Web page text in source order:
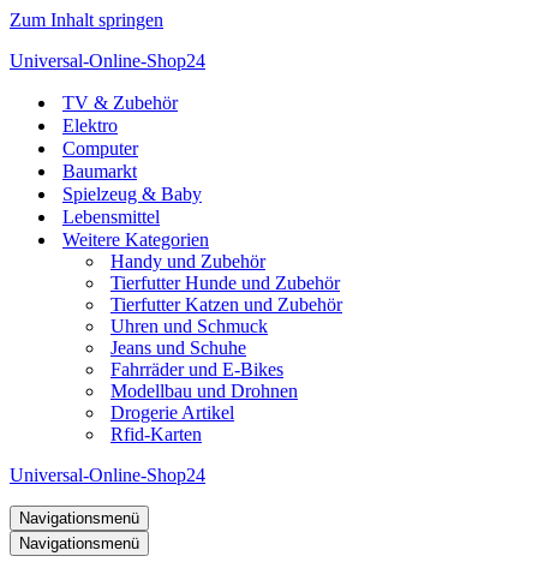
Zum Inhalt springen
Universal-Online-Shop24
TV & Zubehör
Elektro
Computer
Baumarkt
Spielzeug & Baby
Lebensmittel
Weitere Kategorien
Handy und Zubehör
Tierfutter Hunde und Zubehör
Tierfutter Katzen und Zubehör
Uhren und Schmuck
Jeans und Schuhe
Fahrräder und E-Bikes
Modellbau und Drohnen
Drogerie Artikel
Rfid-Karten
Universal-Online-Shop24
Navigationsmenü
Navigationsmenü